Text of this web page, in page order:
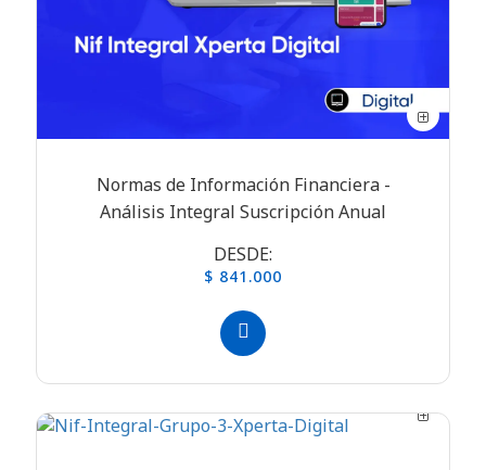
Normas de Información Financiera -
Análisis Integral Suscripción Anual
DESDE:
$ 841.000